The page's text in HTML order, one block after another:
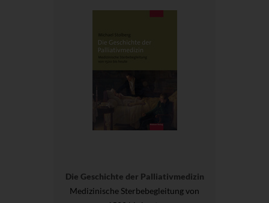
Die Geschichte der Palliativmedizin
Medizinische Sterbebegleitung von